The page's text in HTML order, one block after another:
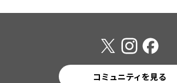
コミュニティを見る